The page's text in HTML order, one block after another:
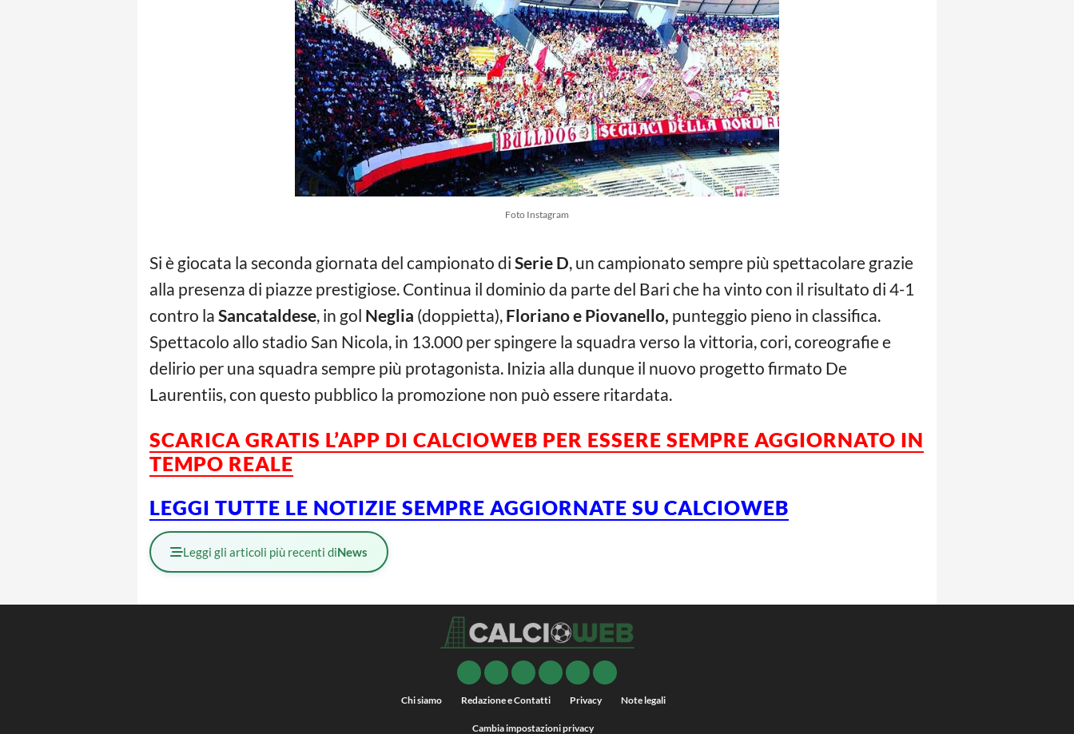
Foto Instagram
Si è giocata la seconda giornata del campionato di Serie D, un campionato sempre più spettacolare grazie
alla presenza di piazze prestigiose. Continua il dominio da parte del Bari che ha vinto con il risultato di 4-1
contro la Sancataldese, in gol Neglia (doppietta), Floriano e Piovanello, punteggio pieno in classifica.
Spettacolo allo stadio San Nicola, in 13.000 per spingere la squadra verso la vittoria, cori, coreografie e
delirio per una squadra sempre più protagonista. Inizia alla dunque il nuovo progetto firmato De
Laurentiis, con questo pubblico la promozione non può essere ritardata.
SCARICA GRATIS L’APP DI CALCIOWEB PER ESSERE SEMPRE AGGIORNATO IN
TEMPO REALE
LEGGI TUTTE LE NOTIZIE SEMPRE AGGIORNATE SU CALCIOWEB
Leggi gli articoli più recenti diNews
Chi siamo Redazione e Contatti Privacy Note legali
Cambia impostazioni privacy